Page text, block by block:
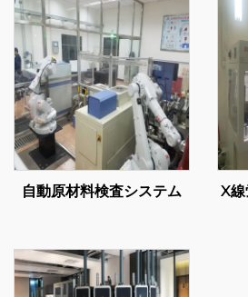
自動原材料検査システム
X